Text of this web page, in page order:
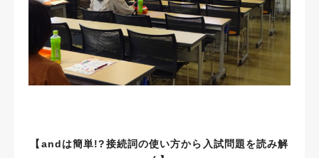
【andは簡単!?接続詞の使い方から入試問題を読み解